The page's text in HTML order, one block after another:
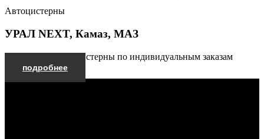
Автоцистерны
УРАЛ NEXT, Камаз, МАЗ
Производим автоцистерны по индивидуальным заказам
подробнее